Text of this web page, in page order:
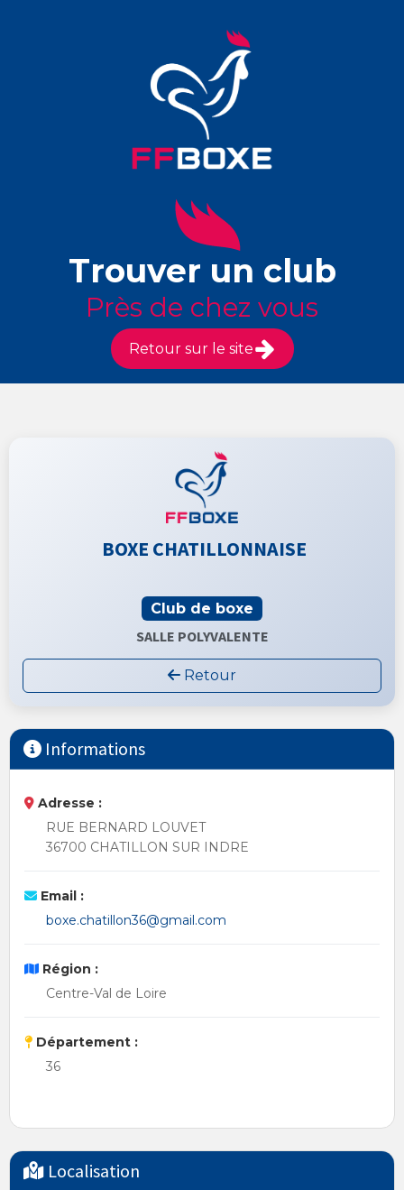
Trouver un club
Près de chez vous
Retour sur le site
BOXE CHATILLONNAISE
Club de boxe
SALLE POLYVALENTE
Retour
Informations
Adresse :
RUE BERNARD LOUVET
36700 CHATILLON SUR INDRE
Email :
boxe.chatillon36@gmail.com
Région :
Centre-Val de Loire
Département :
36
Localisation